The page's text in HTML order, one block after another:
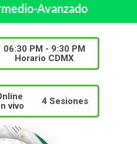
Avanzado
06:30 PM - 9:30 PM
Horario CDMX
4 Sesiones
vivo